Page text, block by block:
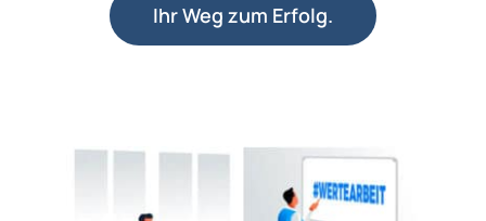
Ihr Weg zum Erfolg.